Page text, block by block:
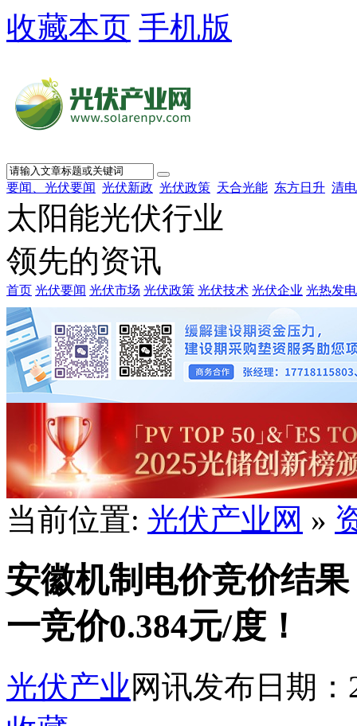
收藏本页 手机版
要闻、光伏要闻 光伏新政 光伏政策 天合光能 东方日升 清
太阳能光伏行业
领先的资讯
首页 光伏要闻 光伏市场 光伏政策 光伏技术 光伏企业 光热发电
当前位置: 光伏产业网 »
安徽机制电价竞价结
一竞价0.384元/度！
光伏产业网讯发布日期：